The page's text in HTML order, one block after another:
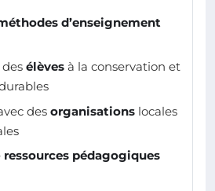
d’enseignement
élèves à la conservation et
des organisations locales
ressources pédagogiques